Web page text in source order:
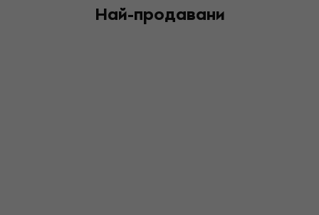
Най-продавани